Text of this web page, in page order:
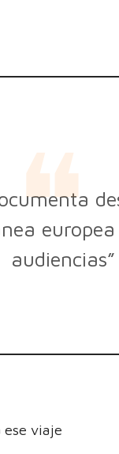
audiencias”
ese viaje